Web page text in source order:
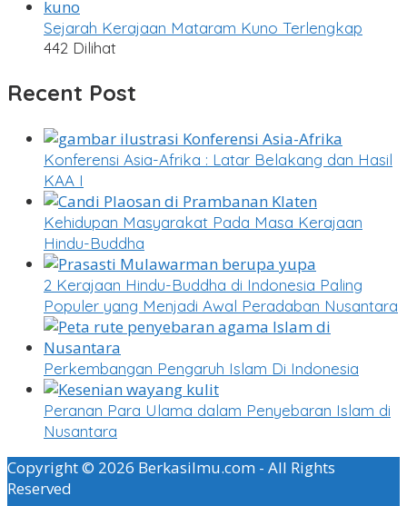
Sejarah Kerajaan Mataram Kuno Terlengkap
442 Dilihat
Recent Post
Konferensi Asia-Afrika : Latar Belakang dan Hasil
KAA I
Kehidupan Masyarakat Pada Masa Kerajaan
Hindu-Buddha
2 Kerajaan Hindu-Buddha di Indonesia Paling
Populer yang Menjadi Awal Peradaban Nusantara
Perkembangan Pengaruh Islam Di Indonesia
Peranan Para Ulama dalam Penyebaran Islam di
Nusantara
Copyright © 2026 Berkasilmu.com - All Rights
Reserved